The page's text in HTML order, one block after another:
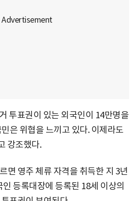
투표권이 있는 외국인이 14만명을
은 위협을 느끼고 있다. 이제라도
강조했다.
면 영주 체류 자격을 취득한 지 3년
등록대장에 등록된 18세 이상의